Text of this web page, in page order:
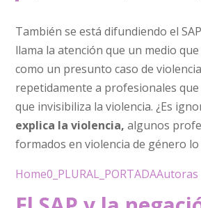
También se está difundiendo el
llama la atención que un medio
como un presunto caso de
repetidamente a profesionales que
que invisibiliza la violencia. ¿Es
explica la violencia, algunos
formados en violencia de género
Home0_PLURAL_PORTADAAutoras